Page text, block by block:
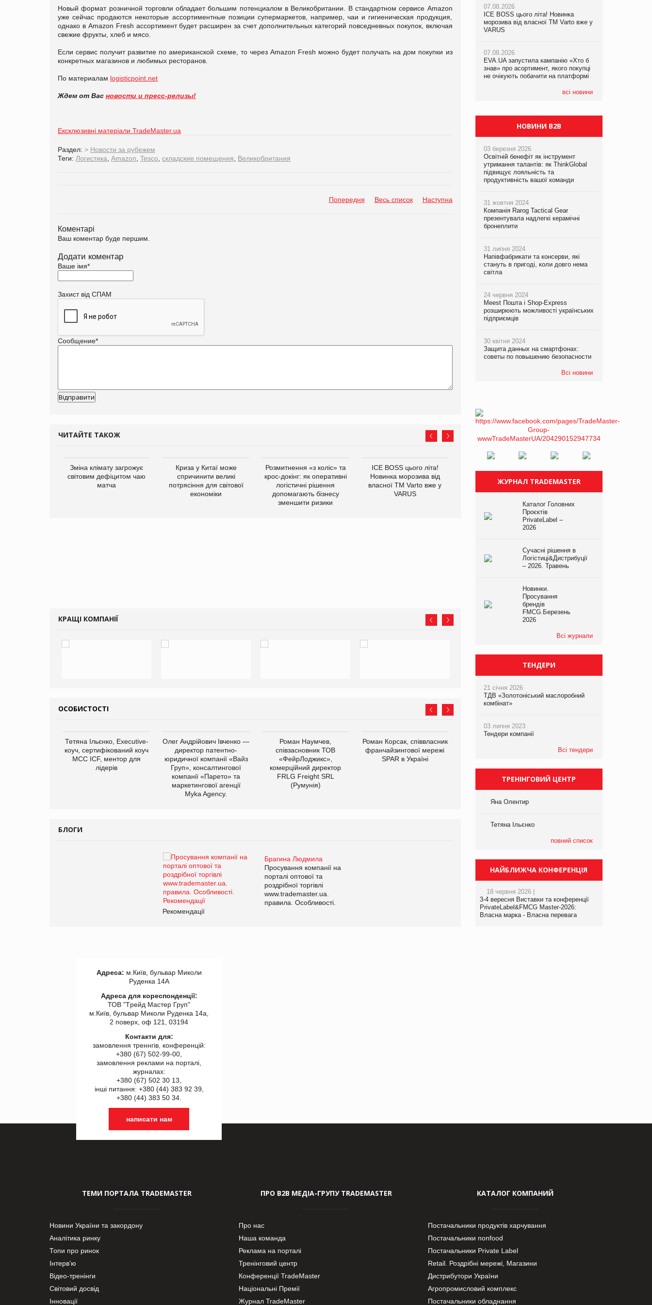
Новый формат розничной торговли обладает большим потенциалом в Великобритании. В стандартном сервисе Amazon
уже сейчас продаются некоторые ассортиментные позиции супермаркетов, например, чаи и гигиеническая продукция,
однако в Amazon Fresh ассортимент будет расширен за счет дополнительных категорий повседневных покупок, включая
свежие фрукты, хлеб и мясо.
Если сервис получит развитие по американской схеме, то через Amazon Fresh можно будет получать на дом покупки из
конкретных магазинов и любимых ресторанов.
По материалам logisticpoint.net
Ждем от Вас новости и пресс-релизы!
Ексклюзивні матеріали TradeMaster.ua
Раздел: > Новости за рубежем
Теги: Логистика Amazon Tesco складские помещения Великобритания
Попередня Весь список Наступна
Коментарі
Ваш коментар буде першим.
Додати коментар
Ваше імя*
Захист від СПАМ
Сообщение*
ЧИТАЙТЕ ТАКОЖ
Зміна клімату загрожує
світовим дефіцитом чаю
матча
Криза у Китаї може
спричинити великі
потрясіння для світової
економіки
Розмитнення «з коліс» та
крос-докінг: як оперативні
логістичні рішення
допомагають бізнесу
зменшити ризики
ICE BOSS цього літа!
Новинка морозива від
власної ТМ Varto вже у
VARUS
асортимент, якого покупці
не очікують побачити на
КРАЩІ КОМПАНІЇ
ОСОБИСТОСТІ
Тетяна Ільєнко, Executive-
коуч, сертифікований коуч
МСС ICF, ментор для
лідерів
Олег Андрійович Івченко —
директор патентно-
юридичної компанії «Вайз
Груп», консалтингової
компанії «Парето» та
маркетингової агенції
Myka Agency.
Роман Наумчев,
співзасновник ТОВ
«ФейрЛоджикс»,
комерційний директор
FRLG Freight SRL
(Румунія)
Роман Корсак, співвласник
франчайзингової мережі
SPAR в Україні
виробництва
компанії «УкраМарин»
БЛОГИ
Брагина Людмила
Просування компанії на
порталі оптової та
роздрібної торгівлі
www.trademaster.ua.
правила. Особливості.
Рекомендації
Брагина Людмила
Просування компанії на
www.trademaster.ua.
правила. Особливості.
07.08.2026
ICE BOSS цього літа! Новинка
морозива від власної ТМ Varto вже у
VARUS
07.08.2026
EVA.UA запустила кампанію «Хто б
знав» про асортимент, якого покупці
не очікують побачити на платформі
всі новини
07.08.2026
Франція заборонила рекламні дзвінки
07.08.2026
Франція заборонила рекламні дзвінки
НОВИНИ B2B
03 березня 2026
Освітній бенефіт як інструмент
утримання талантів: як ThinkGlobal
підвищує лояльність та
продуктивність вашої команди
31 жовтня 2024
Компанія Rarog Tactical Gear
презентувала надлегкі керамічні
бронеплити
31 липня 2024
Напівфабрикати та консерви, які
стануть в пригоді, коли довго нема
світла
24 червня 2024
Meest Пошта і Shop-Express
розширюють можливості українських
підприємців
30 квітня 2024
Защита данных на смартфонах:
советы по повышению безопасности
Всі новини
ЖУРНАЛ TRADEMASTER
Каталог Головних
Проєктів
PrivateLabel –
2026
Сучасні рішення в
Логістиці&Дистрибуції
– 2026. Травень
Новинки.
Просування
брендів
FMCG.Березень
2026
Всі журнали
ТЕНДЕРИ
21 січня 2026
ТДВ «Золотоніський маслоробний
комбінат»
03 липня 2023
Тендери компанії
Всі тендери
ТРЕНІНГОВИЙ ЦЕНТР
Яна Олентир
Тетяна Ільєнко
повний список
НАЙБЛИЖЧА КОНФЕРЕНЦІЯ
18 червня 2026 |
3-4 вересня Виставки та конференції
PrivateLabel&FMCG Master-2026:
Власна марка - Власна перевага
Адреса: м.Київ, бульвар Миколи
Руденка 14А
Адреса для кореспонденції:
ТОВ "Tрейд Мастер Груп"
м.Київ, бульвар Миколи Руденка 14а,
2 поверх, оф 121, 03194
Контакти для:
замовлення треннгів, конференцій:
+380 (67) 502-99-00,
замовлення реклами на порталі,
журналах:
+380 (67) 502 30 13,
інші питання: +380 (44) 383 92 39,
+380 (44) 383 50 34.
написати нам
ТЕМИ ПОРТАЛА TRADEMASTER
Новини України та закордону
Аналітика ринку
Топи про ринок
Інтерв’ю
Відео-тренінги
Світовий досвід
Інновації
ПРО В2В МЕДІА-ГРУПУ TRADEMASTER
Про нас
Наша команда
Реклама на порталі
Тренінговий центр
Конференції TradeMaster
Національні Премії
Журнал TradeMaster
КАТАЛОГ КОМПАНИЙ
Постачальники продуктів харчування
Постачальники nonfood
Постачальники Private Label
Retail. Роздрібні мережі, Магазини
Дистрибутори України
Агропромисловий комплекс
Постачальники обладнання